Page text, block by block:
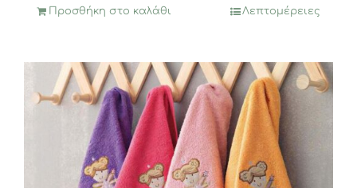
Προσθήκη στο καλάθι Λεπτομέρειες